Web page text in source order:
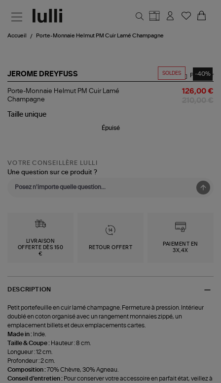
Accueil Porte-Monnaie Helmut PM Cuir Lamé Champagne
SOLDES -40%
JEROME DREYFUSS
Porte-
Monnaie
Helmut
PM
Partager
Porte-Monnaie Helmut PM Cuir Lamé
Champagne
126,00 €
Taille unique
Épuisé
VOTRE CONSEILLÈRE LULLI
Une question sur ce produit ?
LIVRAISON
OFFERTE DÈS 150
€
RETOUR OFFERT
PAIEMENT EN
3X,4X
DESCRIPTION
Petit portefeuille en cuir lamé champagne. Fermeture à pression. Intérieur
doublé en coton organisé avec un rangement monnaies zippé, un
emplacement billets et deux emplacements cartes.
Made in : Inde.
Taille & Coupe : Hauteur : 8 cm.
Longueur : 12 cm.
Profondeur : 2 cm.
Composition :70% Chèvre, 30% Agneau.
Conseil d'entretien : Pour conserver votre accessoire en parfait état, veillez à